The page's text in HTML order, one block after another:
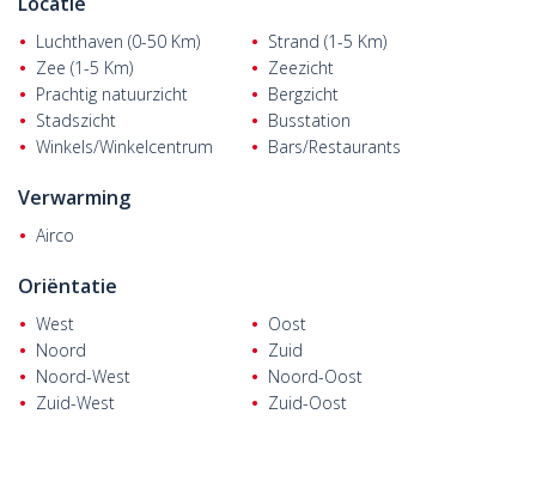
Luchthaven (0-50 Km)
Strand (1-5 Km)
Zee (1-5 Km)
Zeezicht
Prachtig natuurzicht
Bergzicht
Stadszicht
Busstation
Winkels/Winkelcentrum
Bars/Restaurants
Verwarming
Airco
Oriëntatie
West
Oost
Noord
Zuid
Noord-West
Noord-Oost
Zuid-West
Zuid-Oost